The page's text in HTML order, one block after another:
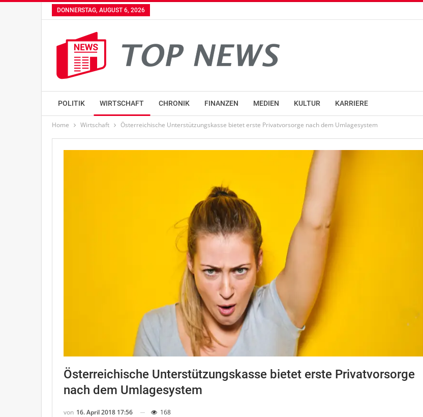
DONNERSTAG, AUGUST 6, 2026
POLITIK WIRTSCHAFT CHRONIK FINANZEN MEDIEN KULTUR KARRIERE
Home Wirtschaft Österreichische Unterstützungskasse bietet erste Privatvorsorge nach dem Umlagesystem
Österreichische Unterstützungskasse bietet erste Privatvorsorge
nach dem Umlagesystem
von 16. April 2018 17:56 168